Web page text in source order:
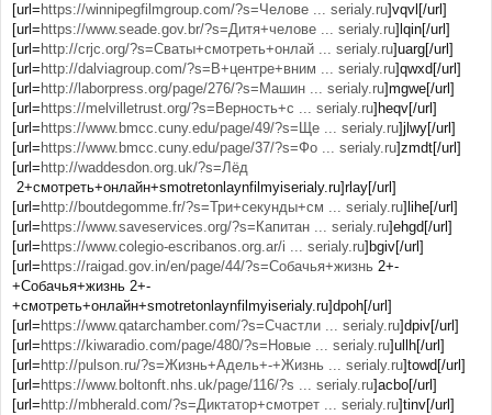
[url= https://winnipegfilmgroup.com/?s=Челове ... serialy.ru]vqvl[/url]
[url= https://www.seade.gov.br/?s=Дитя+челове ... serialy.ru]lqin[/url]
[url= http://crjc.org/?s=Сваты+смотреть+онлай ... serialy.ru]uarg[/url]
[url= http://dalviagroup.com/?s=В+центре+вним ... serialy.ru]qwxd[/url]
[url= http://laborpress.org/page/276/?s=Машин ... serialy.ru]mgwe[/url]
[url= https://melvilletrust.org/?s=Верность+с ... serialy.ru]heqv[/url]
[url= https://www.bmcc.cuny.edu/page/49/?s=Ще ... serialy.ru]jlwy[/url]
[url= https://www.bmcc.cuny.edu/page/37/?s=Фо ... serialy.ru]zmdt[/url]
[url= http://waddesdon.org.uk/?s=Лёд
2+смотреть+онлайн+smotretonlaynfilmyiserialy.ru]rlay[/url]
[url= http://boutdegomme.fr/?s=Три+секунды+см ... serialy.ru]lihe[/url]
[url= https://www.saveservices.org/?s=Капитан ... serialy.ru]ehgd[/url]
[url= https://www.colegio-escribanos.org.ar/i ... serialy.ru]bgiv[/url]
[url= https://raigad.gov.in/en/page/44/?s=Собачья+жизнь 2+-
+Собачья+жизнь 2+-
+смотреть+онлайн+smotretonlaynfilmyiserialy.ru]dpoh[/url]
[url= https://www.qatarchamber.com/?s=Счастли ... serialy.ru]dpiv[/url]
[url= https://kiwaradio.com/page/480/?s=Новые ... serialy.ru]ullh[/url]
[url= http://pulson.ru/?s=Жизнь+Адель+-+Жизнь ... serialy.ru]towd[/url]
[url= https://www.boltonft.nhs.uk/page/116/?s ... serialy.ru]acbo[/url]
[url= http://mbherald.com/?s=Диктатор+смотрет ... serialy.ru]tinv[/url]